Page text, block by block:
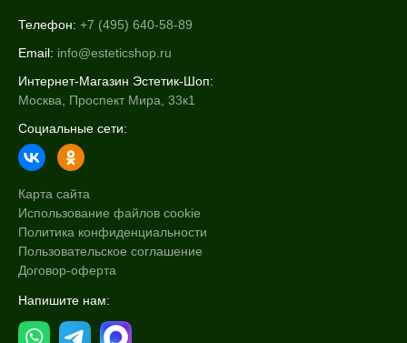
Телефон: +7 (495) 640-58-89
Email: info@esteticshop.ru
Интернет-Магазин Эстетик-Шоп:
Москва, Проспект Мира, 33к1
Социальные сети:
Карта сайта
Использование файлов cookie
Политика конфиденциальности
Пользовательское соглашение
Договор-оферта
Напишите нам: